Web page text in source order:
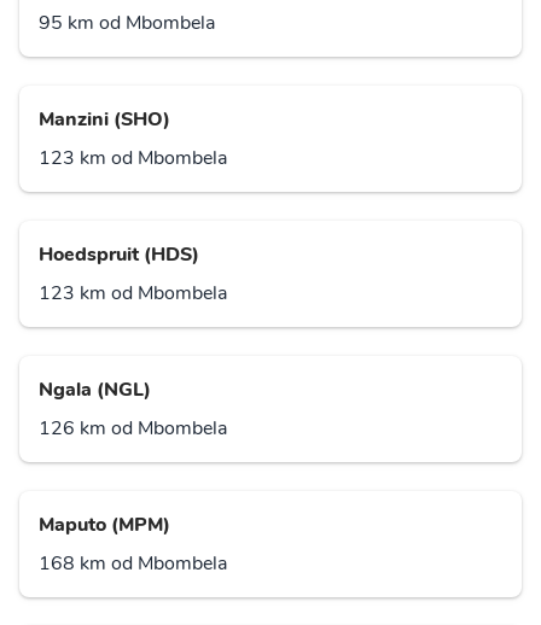
95 km od Mbombela
Manzini (SHO)
123 km od Mbombela
Hoedspruit (HDS)
123 km od Mbombela
Ngala (NGL)
126 km od Mbombela
Maputo (MPM)
168 km od Mbombela